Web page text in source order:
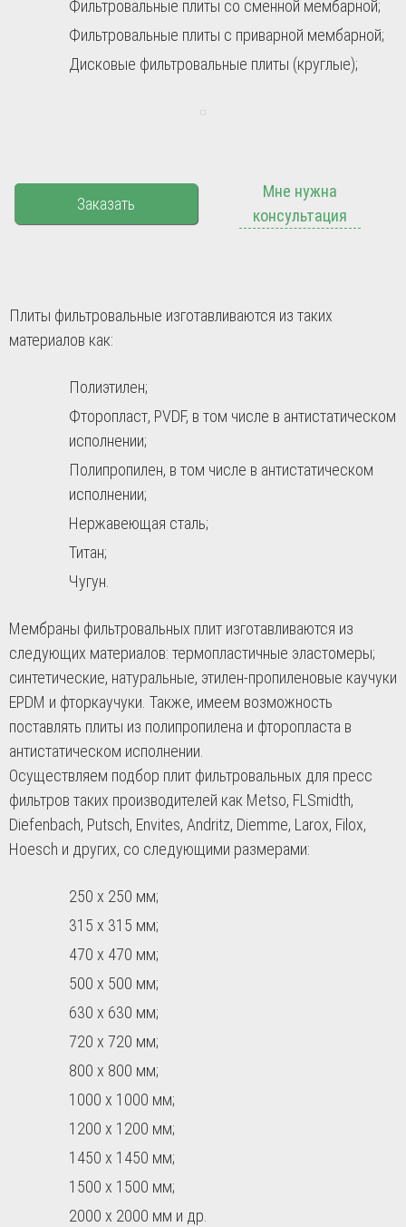
Фильтровальные плиты со сменной мембарной;
Фильтровальные плиты с приварной мембарной;
Дисковые фильтровальные плиты (круглые);
Заказать
Мне нужна
консультация
Плиты фильтровальные изготавливаются из таких
материалов как:
Полиэтилен;
Фторопласт, PVDF, в том числе в антистатическом
исполнении;
Полипропилен, в том числе в антистатическом
исполнении;
Нержавеющая сталь;
Титан;
Чугун.
Мембраны фильтровальных плит изготавливаются из
следующих материалов: термопластичные эластомеры;
синтетические, натуральные, этилен-пропиленовые каучуки
EPDM и фторкаучуки. Также, имеем возможность
поставлять плиты из полипропилена и фторопласта в
антистатическом исполнении.
Осуществляем подбор плит фильтровальных для пресс
фильтров таких производителей как Metso, FLSmidth,
Diefenbach, Putsch, Envites, Andritz, Diemme, Larox, Filox,
Hoesch и других, со следующими размерами:
250 х 250 мм;
315 х 315 мм;
470 х 470 мм;
500 х 500 мм;
630 х 630 мм;
720 х 720 мм;
800 х 800 мм;
1000 х 1000 мм;
1200 х 1200 мм;
1450 х 1450 мм;
1500 х 1500 мм;
2000 х 2000 мм и др.